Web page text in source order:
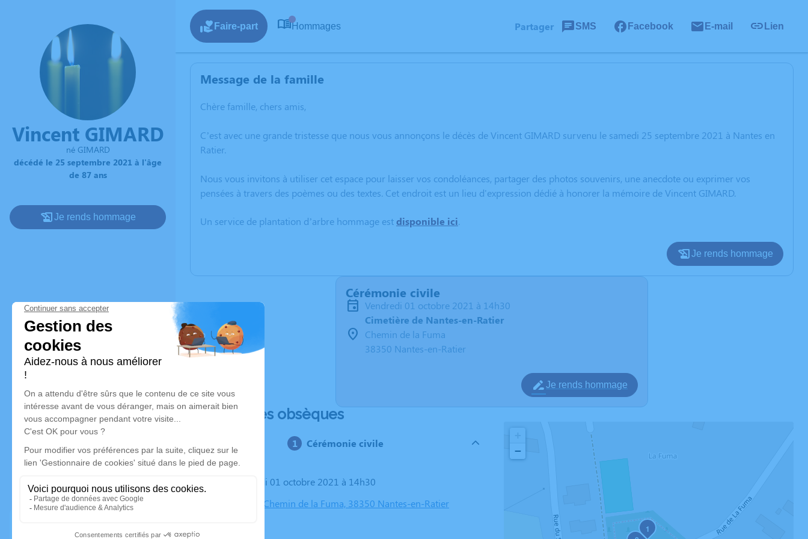
Vincent GIMARD
né GIMARD
décédé le 25 septembre 2021 à l'âge
de 87 ans
Je rends hommage
Faire-part Hommages Partager SMS Facebook E-mail Lien
Message de la famille
Chère famille, chers amis,
C’est avec une grande tristesse que nous vous annonçons le décès de Vincent GIMARD survenu le samedi 25 septembre 2021 à Nantes en
Ratier.
Nous vous invitons à utiliser cet espace pour laisser vos condoléances, partager des photos souvenirs, une anecdote ou exprimer vos
pensées à travers des poèmes ou des textes. Cet endroit est un lieu d'expression dédié à honorer la mémoire de Vincent GIMARD.
Un service de plantation d’arbre hommage estdisponible ici.
Je rends hommage
Cérémonie civile
vendredi 01 octobre 2021 à 14h30
Cimetière de Nantes-en-Ratier
Chemin de la Fuma
38350 Nantes-en-Ratier
Je rends hommage
Déroulé des obsèques
Cérémonie civile
Le vendredi 01 octobre 2021 à 14h30
Cimetière, Chemin de la Fuma, 38350 Nantes-en-Ratier
1
−